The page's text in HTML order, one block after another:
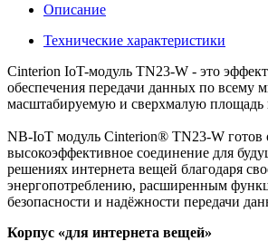
Описание
Технические характеристики
Cinterion IoT-модуль TN23-W - это
обеспечения передачи данных по всему
масштабируемую и сверхмалую площадь
NB-IoT модуль Cinterion® TN23-W готов
высокоэффективное соединение для
решениях интернета вещей благодаря
энергопотреблению, расширенным
безопасности и надёжности передачи
Корпус «для интернета вещей»